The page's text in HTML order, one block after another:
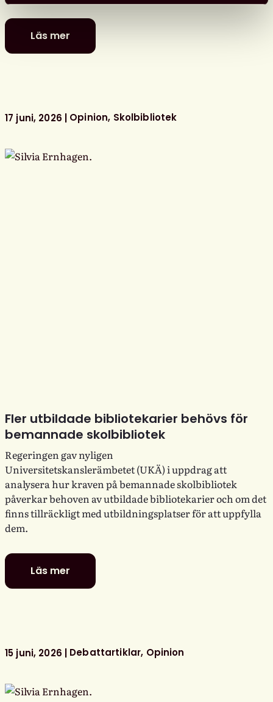
Läs mer
De
är
litterära
ungdomspriser
17 juni, 2026 Opinion Skolbibliotek
Fler utbildade bibliotekarier behövs för
bemannade skolbibliotek
Regeringen gav nyligen
Universitetskanslerämbetet (UKÄ) i uppdrag att
analysera hur kraven på bemannade skolbibliotek
påverkar behoven av utbildade bibliotekarier och om det
finns tillräckligt med utbildningsplatser för att uppfylla
dem.
Läs mer
Fler
utbildade
bemannade
15 juni, 2026 Debattartiklar Opinion